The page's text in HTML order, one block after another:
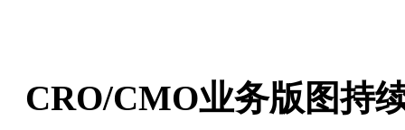
CRO/CMO业务版图持